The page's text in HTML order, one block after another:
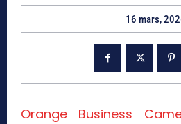
16 mars,
Orange Business